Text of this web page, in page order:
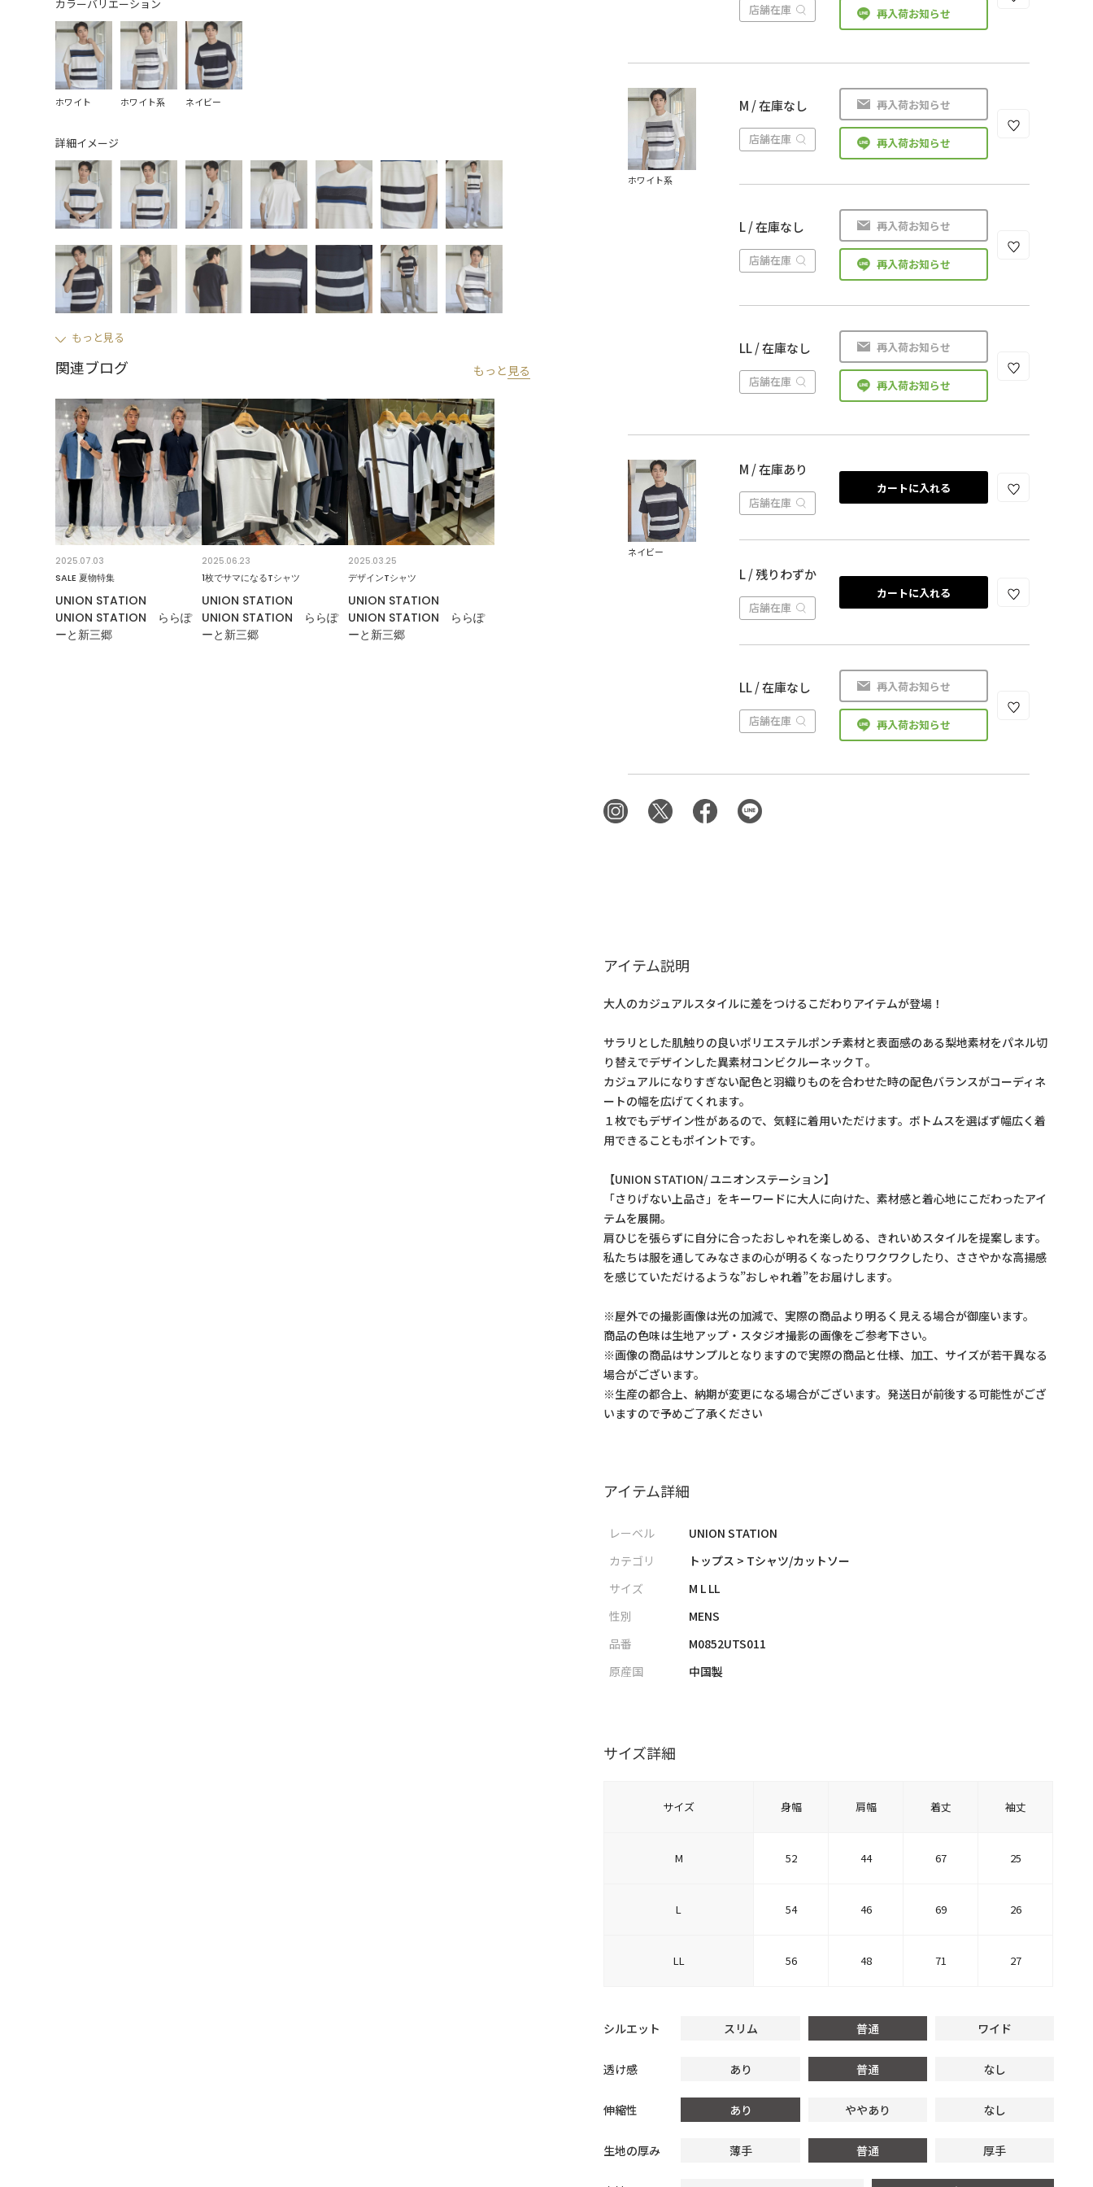
カラーバリエーション
ホワイト ホワイト系 ネイビー
詳細イメージ
もっと見る
関連ブログ もっと 見る
2025.07.03
SALE 夏物特集
UNION STATION
UNION STATION ららぽ
ーと新三郷
2025.06.23
1枚でサマになるTシャツ
UNION STATION
UNION STATION ららぽ
ーと新三郷
2025.03.25
デザインTシャツ
UNION STATION
UNION STATION ららぽ
ーと新三郷
店舗在庫 再入荷お知らせ
ホワイト系
M / 在庫なし
店舗在庫
再入荷お知らせ
再入荷お知らせ
L / 在庫なし
店舗在庫
再入荷お知らせ
再入荷お知らせ
LL / 在庫なし
店舗在庫
再入荷お知らせ
再入荷お知らせ
ネイビー
M / 在庫あり
店舗在庫
カートに入れる
L / 残りわずか
店舗在庫
カートに入れる
LL / 在庫なし
店舗在庫
再入荷お知らせ
再入荷お知らせ
アイテム説明
大人のカジュアルスタイルに差をつけるこだわりアイテムが登場！
サラリとした肌触りの良いポリエステルポンチ素材と表面感のある梨地素材をパネル切
り替えでデザインした異素材コンビクルーネックＴ。
カジュアルになりすぎない配色と羽織りものを合わせた時の配色バランスがコーディネ
ートの幅を広げてくれます。
１枚でもデザイン性があるので、気軽に着用いただけます。ボトムスを選ばず幅広く着
用できることもポイントです。
【UNION STATION/ ユニオンステーション】
「さりげない上品さ」をキーワードに大人に向けた、素材感と着心地にこだわったアイ
テムを展開。
肩ひじを張らずに自分に合ったおしゃれを楽しめる、きれいめスタイルを提案します。
私たちは服を通してみなさまの心が明るくなったりワクワクしたり、ささやかな高揚感
を感じていただけるような”おしゃれ着”をお届けします。
※屋外での撮影画像は光の加減で、実際の商品より明るく見える場合が御座います。
商品の色味は生地アップ・スタジオ撮影の画像をご参考下さい。
※画像の商品はサンプルとなりますので実際の商品と仕様、加工、サイズが若干異なる
場合がございます。
※生産の都合上、納期が変更になる場合がございます。発送日が前後する可能性がござ
いますので予めご了承ください
アイテム詳細
レーベル
UNION STATION
カテゴリ
トップス > Tシャツ/カットソー
サイズ
M L LL
性別
MENS
品番
M0852UTS011
原産国
中国製
サイズ詳細
サイズ 身幅 肩幅 着丈 袖丈
M 52 44 67 25
L 54 46 69 26
LL 56 48 71 27
シルエット スリム 普通 ワイド
透け感 あり 普通 なし
伸縮性 あり ややあり なし
生地の厚み 薄手 普通 厚手